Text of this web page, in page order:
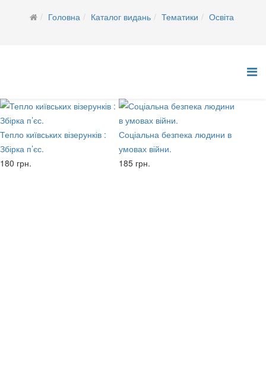
Головна Каталог видань Тематики Освіта
Тепло київських візерунків :
Збірка п’єс.
180 грн.
Соціальна безпека людини в
умовах війни.
185 грн.